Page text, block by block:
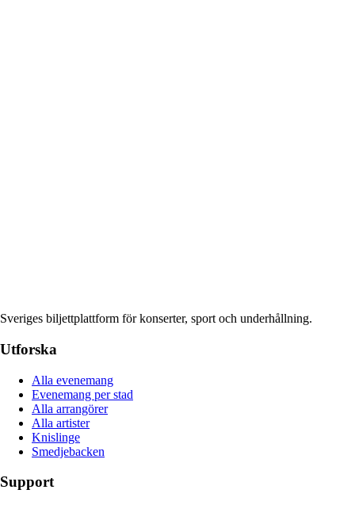
Sveriges biljettplattform för konserter, sport och underhållning.
Utforska
Alla evenemang
Evenemang per stad
Alla arrangörer
Alla artister
Knislinge
Smedjebacken
Support